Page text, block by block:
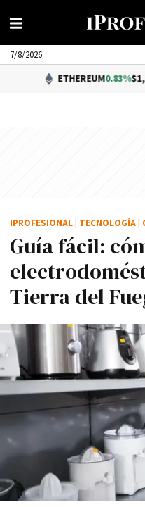
7/8/2026
ETHEREUM0.83%$1,915.43
Guía fácil:
Tierra del
IPROFESIONAL TECNOLOGÍA